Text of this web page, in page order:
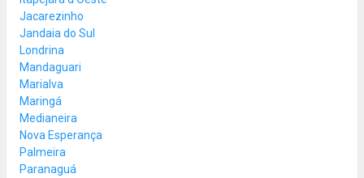
Jacarezinho
Jandaia do Sul
Londrina
Mandaguari
Marialva
Maringá
Medianeira
Nova Esperança
Palmeira
Paranaguá